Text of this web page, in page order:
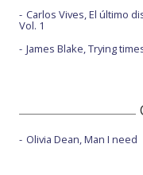
Carlos Vives, El último
Vol. 1
James Blake, Trying
Olivia Dean, Man I need